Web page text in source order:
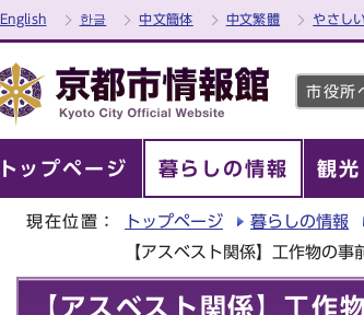
English 한글 中文簡体 中文繁體 やさし
市役所
トップページ 暮らしの情報 観光
現在位置： トップページ 暮らしの情報
【アスベスト関係】工作物の
【アスベスト関係】工作